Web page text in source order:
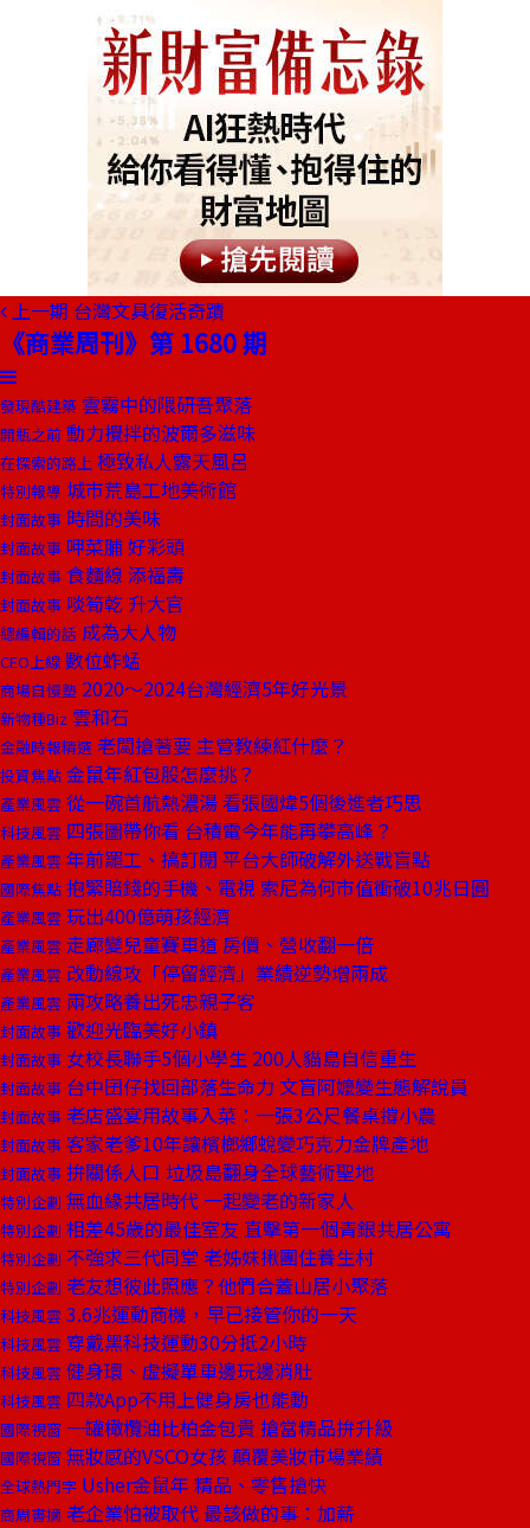
上一期 台灣文具復活奇蹟
《商業周刊》第 1680 期
發現酷建築 雲霧中的隈研吾聚落
開瓶之前 動力攪拌的波爾多滋味
在探索的路上 極致私人露天風呂
特別報導 城市荒島工地美術館
封面故事 時間的美味
封面故事 呷菜脯 好彩頭
封面故事 食麵線 添福壽
封面故事 啖筍乾 升大官
總編輯的話 成為大人物
CEO上線 數位蚱蜢
商場自慢塾 2020～2024台灣經濟5年好光景
新物種Biz 雲和石
金融時報精選 老闆搶著要 主管教練紅什麼？
投資焦點 金鼠年紅包股怎麼挑？
產業風雲 從一碗首航熱濃湯 看張國煒5個後進者巧思
科技風雲 四張圖帶你看 台積電今年能再攀高峰？
產業風雲 年前罷工、搞訂閱 平台大師破解外送戰盲點
國際焦點 抱緊賠錢的手機、電視 索尼為何市值衝破10兆日圓
產業風雲 玩出400億萌孩經濟
產業風雲 走廊變兒童賽車道 房價、營收翻一倍
產業風雲 改動線攻「停留經濟」業績逆勢增兩成
產業風雲 兩攻略養出死忠親子客
封面故事 歡迎光臨美好小鎮
封面故事 女校長聯手5個小學生 200人貓島自信重生
封面故事 台中囝仔找回部落生命力 文盲阿嬤變生態解說員
封面故事 老店盛宴用故事入菜：一張3公尺餐桌撐小農
封面故事 客家老爹10年讓檳榔鄉蛻變巧克力金牌產地
封面故事 拚關係人口 垃圾島翻身全球藝術聖地
特別企劃 無血緣共居時代 一起變老的新家人
特別企劃 相差45歲的最佳室友 直擊第一個青銀共居公寓
特別企劃 不強求三代同堂 老姊妹揪團住養生村
特別企劃 老友想彼此照應？他們合蓋山居小聚落
科技風雲 3.6兆運動商機，早已接管你的一天
科技風雲 穿戴黑科技運動30分抵2小時
科技風雲 健身環、虛擬單車邊玩邊消肚
科技風雲 四款App不用上健身房也能動
國際視窗 一罐橄欖油比柏金包貴 搶當精品拚升級
國際視窗 無妝感的VSCO女孩 顛覆美妝市場業績
全球熱門字 Usher金鼠年 精品、零售搶快
商周書摘 老企業怕被取代 最該做的事：加薪